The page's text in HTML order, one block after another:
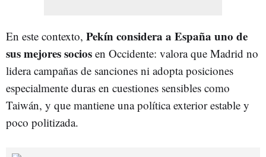
En este contexto, Pekín considera a España uno de
sus mejores socios en Occidente: valora que Madrid no
lidera campañas de sanciones ni adopta posiciones
especialmente duras en cuestiones sensibles como
Taiwán, y que mantiene una política exterior estable y
poco politizada.